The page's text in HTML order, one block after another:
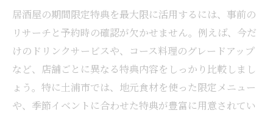
居酒屋の期間限定特典を最大限に活用するには、事前の
リサーチと予約時の確認が欠かせません。例えば、今だ
けのドリンクサービスや、コース料理のグレードアップ
など、店舗ごとに異なる特典内容をしっかり比較しまし
ょう。特に土浦市では、地元食材を使った限定メニュー
や、季節イベントに合わせた特典が豊富に用意されてい